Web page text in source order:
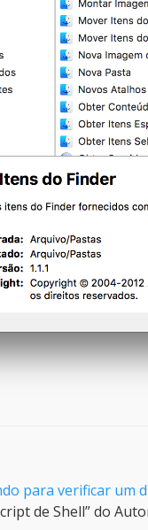
para verificar um
de Shell” do